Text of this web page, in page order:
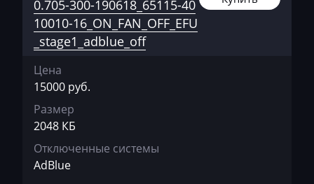
Dodge
Dongfeng
Doppstadt
Dynapac
Eggersmann
0.705-300-190618_65115-40
10010-16_ON_FAN_OFF_EFU
_stage1_adblue_off
Цена
15000 руб.
Размер
2048 КБ
Отключенные системы
AdBlue